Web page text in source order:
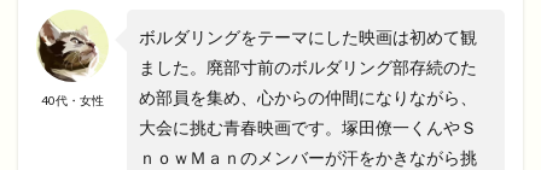
40代・女性
ボルダリングをテーマにした映画は初めて観
ました。廃部寸前のボルダリング部存続のた
め部員を集め、心からの仲間になりながら、
大会に挑む青春映画です。塚田僚一くんやＳ
ｎｏｗＭａｎのメンバーが汗をかきながら挑